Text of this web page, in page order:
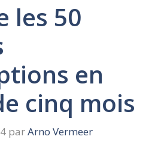
les 50
en
cinq mois
parArno Vermeer